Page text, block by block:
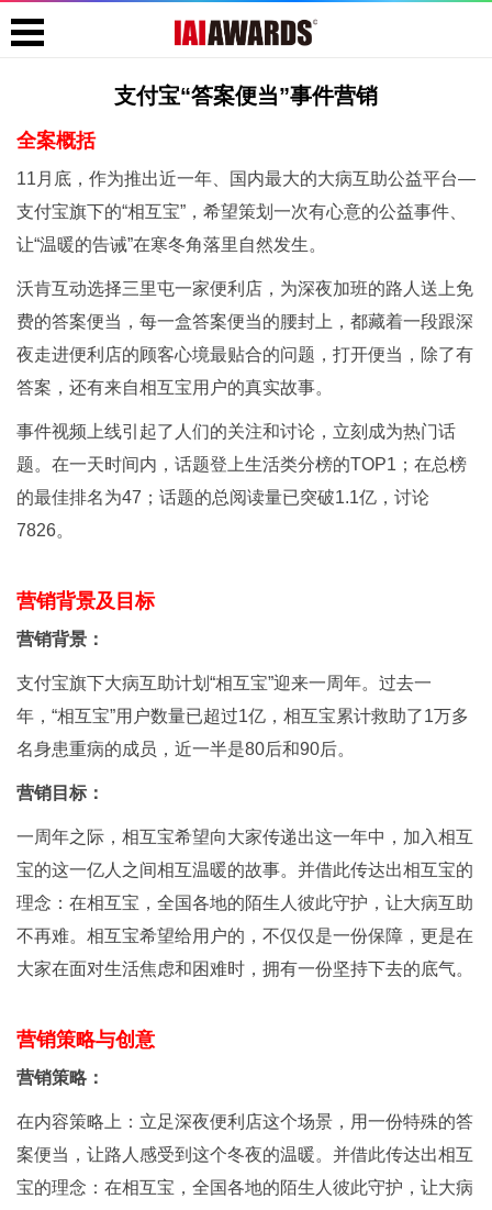
支付宝“答案便当”事件营销
全案概括
11月底，作为推出近一年、国内最大的大病互助公益平台—
支付宝旗下的“相互宝”，希望策划一次有心意的公益事件、
让“温暖的告诫”在寒冬角落里自然发生。
沃肯互动选择三里屯一家便利店，为深夜加班的路人送上免
费的答案便当，每一盒答案便当的腰封上，都藏着一段跟深
夜走进便利店的顾客心境最贴合的问题，打开便当，除了有
答案，还有来自相互宝用户的真实故事。
事件视频上线引起了人们的关注和讨论，立刻成为热门话
题。在一天时间内，话题登上生活类分榜的TOP1；在总榜
的最佳排名为47；话题的总阅读量已突破1.1亿，讨论
7826。
营销背景及目标
营销背景：
支付宝旗下大病互助计划“相互宝”迎来一周年。过去一
年，“相互宝”用户数量已超过1亿，相互宝累计救助了1万多
名身患重病的成员，近一半是80后和90后。
营销目标：
一周年之际，相互宝希望向大家传递出这一年中，加入相互
宝的这一亿人之间相互温暖的故事。并借此传达出相互宝的
理念：在相互宝，全国各地的陌生人彼此守护，让大病互助
不再难。相互宝希望给用户的，不仅仅是一份保障，更是在
大家在面对生活焦虑和困难时，拥有一份坚持下去的底气。
营销策略与创意
营销策略：
在内容策略上：立足深夜便利店这个场景，用一份特殊的答
案便当，让路人感受到这个冬夜的温暖。并借此传达出相互
宝的理念：在相互宝，全国各地的陌生人彼此守护，让大病